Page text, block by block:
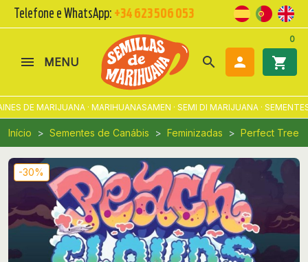
Telefone e WhatsApp: +34 623 506 053
MENU search  shopping_cart
0
DE MARIJUANA · MARIHUANASAMEN · SEMI DI MARIJUANA ·
Início Sementes de Canábis Feminizadas Perfect Tree
-30%